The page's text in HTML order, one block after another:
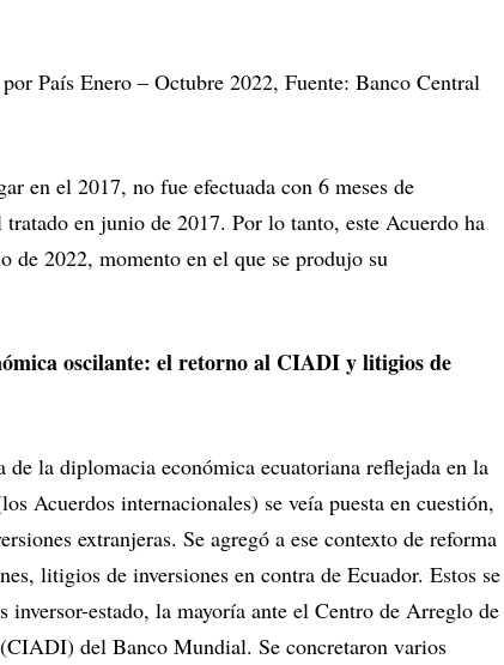
País Enero – Octubre 2022, Fuente: Banco Central
en el 2017, no fue efectuada con 6 meses de
en junio de 2017. Por lo tanto, este Acuerdo ha
de 2022, momento en el que se produjo su
oscilante: el retorno al CIADI y litigios de
la diplomacia económica ecuatoriana reflejada en la
Acuerdos internacionales) se veía puesta en cuestión,
extranjeras. Se agregó a ese contexto de reforma
litigios de inversiones en contra de Ecuador. Estos se
inversor-estado, la mayoría ante el Centro de Arreglo de
del Banco Mundial. Se concretaron varios